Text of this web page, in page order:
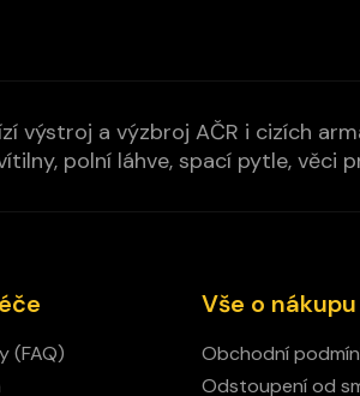
výstroj a výzbroj AČR i cizích
polní láhve, spací pytle, věci
(FAQ)
Vše o nákupu
Obchodní
Odstoupení od